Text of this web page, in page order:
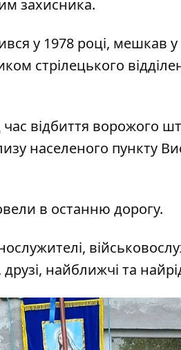
захисника.
у 1978 році, мешкав у
стрілецького
відбиття ворожого
населеного пункту
в останню дорогу.
найближчі та